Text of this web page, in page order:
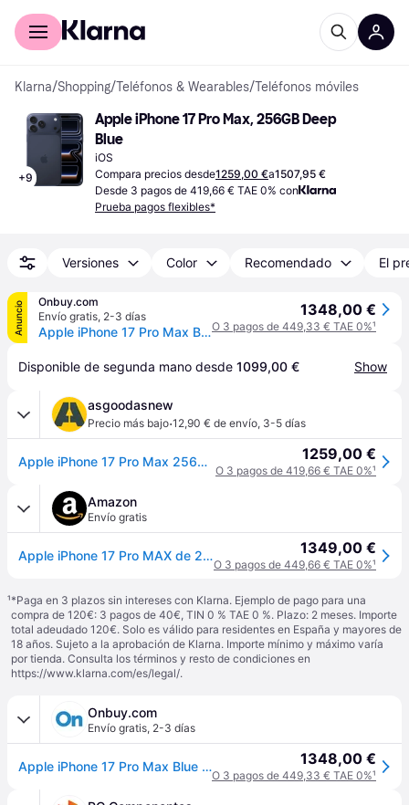
Comprar con Klarna
Klarna/Shopping/Teléfonos & Wearables/Teléfonos móviles
+9
Apple iPhone 17 Pro Max, 256GB Deep
Blue
iOS
Compara precios desde1259,00 €a1507,95 €
Desde 3 pagos de 419,66 € TAE 0% con
Prueba pagos flexibles*
Versiones Color Recomendado El
Anuncio
Onbuy.com
Envío gratis, 2-3 días
Apple iPhone 17 Pro Max Blue 256GB
1348,00 €
O 3 pagos de 449,33 € TAE 0%¹
Disponible de segunda mano desde 1099,00 € Show
asgoodasnew
Precio más bajo·12,90 € de envío, 3-5 días
Apple iPhone 17 Pro Max 256GB azul oscuro - Nuevo | 30 meses de garantía | Envío gratuito 1259,00 €
O 3 pagos de 419,66 € TAE 0%¹
Amazon
Envío gratis
Apple iPhone 17 Pro MAX de 256 GB: Pantalla de 6,9 Pulgadas con Promotion, Chip A19 Pro, autonomía revolucionaria, Sistema de cámaras Pro Fusion con cámara Frontal Center Stage; Azul Intenso 1349,00 €
O 3 pagos de 449,66 € TAE 0%¹
¹*Paga en 3 plazos sin intereses con Klarna. Ejemplo de pago para una
compra de 120€: 3 pagos de 40€, TIN 0 % TAE 0 %. Plazo: 2 meses. Importe
total adeudado 120€. Solo es válido para residentes en España y mayores de
18 años. Sujeto a la aprobación de Klarna. Importe mínimo y máximo varía
por tienda. Consulta los términos y resto de condiciones en
https://www.klarna.com/es/legal/.
Onbuy.com
Envío gratis, 2-3 días
Apple iPhone 17 Pro Max Blue 256GB 1348,00 €
O 3 pagos de 449,33 € TAE 0%¹